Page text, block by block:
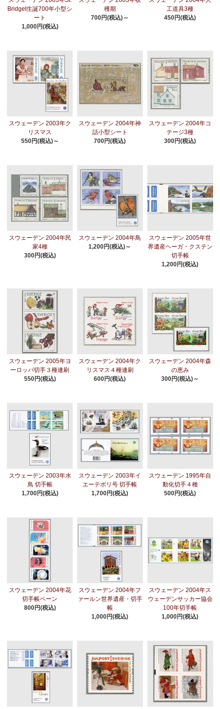
Bridget生誕700年小型シ
ート
1,000円(税込)
穫期
700円(税込)～
工道具3種
450円(税込)
スウェーデン 2003年ク
リスマス
550円(税込)～
スウェーデン 2004年神
話小型シート
700円(税込)
スウェーデン 2004年コ
テージ3種
300円(税込)
スウェーデン 2004年民
家4種
300円(税込)
スウェーデン 2004年鳥
1,200円(税込)～
スウェーデン 2005年世
界遺産ヘーガ・クステン
切手帳
1,200円(税込)
スウェーデン 2005年ヨ
ーロッパ切手３種連刷
550円(税込)
スウェーデン 2004年ク
リスマス４種連刷
600円(税込)
スウェーデン 2004年森
の恵み
300円(税込)～
スウェーデン 2003年水
鳥 切手帳
1,700円(税込)
スウェーデン 2003年イ
エーテボリ号 切手帳
1,700円(税込)
スウェーデン 1995年自
動化切手４種
500円(税込)
スウェーデン 2004年花
切手帳ペーン
800円(税込)
スウェーデン 2004年フ
ァールン世界遺産・切手
帳
1,000円(税込)
スウェーデン 2004年ス
ウェーデンサッカー協会
100年切手帳
1,000円(税込)